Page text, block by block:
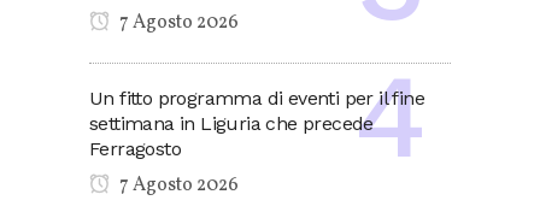
7 Agosto 2026
Un fitto programma di eventi per il fine
settimana in Liguria che precede
Ferragosto
7 Agosto 2026